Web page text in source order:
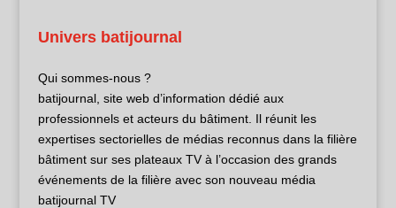
Univers batijournal
Qui sommes-nous ?
batijournal, site web d’information dédié aux
professionnels et acteurs du bâtiment. Il réunit les
expertises sectorielles de médias reconnus dans la filière
bâtiment sur ses plateaux TV à l’occasion des grands
événements de la filière avec son nouveau média
batijournal TV